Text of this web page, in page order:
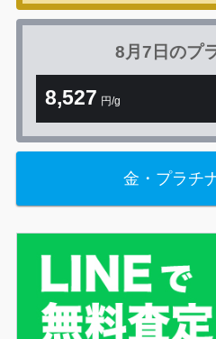
8月7日のプ
8,527 円/g
金・プラチ